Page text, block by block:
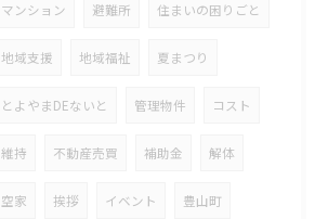
マンション 避難所 住まいの困りごと
地域支援 地域福祉 夏まつり
とよやまDEないと 管理物件 コスト
維持 不動産売買 補助金 解体
空家 挨拶 イベント 豊山町